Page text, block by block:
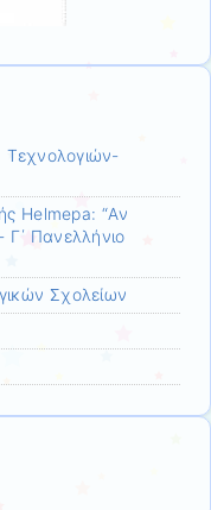
Τεχνολογιών-
Helmepa: “Αν
Γ΄ Πανελλήνιο
Σχολείων